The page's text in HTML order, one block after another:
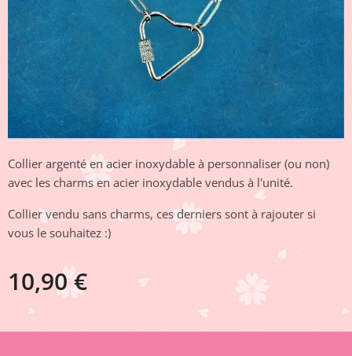
Collier argenté en acier inoxydable à personnaliser (ou non)
avec les charms en acier inoxydable vendus à l'unité.
Collier vendu sans charms, ces derniers sont à rajouter si
vous le souhaitez :)
10,90€